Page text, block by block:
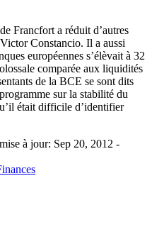
Francfort a réduit d’autres
Constancio. Il a aussi
européennes s’élèvait à 32
comparée aux liquidités
de la BCE se sont dits
sur la stabilité du
était difficile d’identifier
à jour: Sep 20, 2012 -